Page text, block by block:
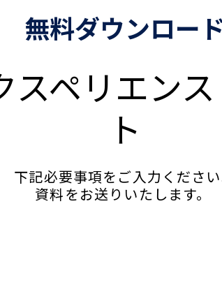
無料ダウンロー
ペリエン
ト
下記必要事項をご入力ください
資料をお送りいたします。